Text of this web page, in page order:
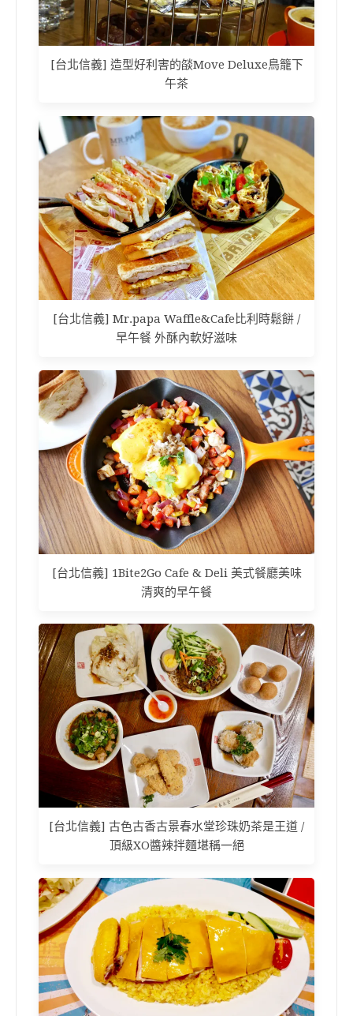
[台北信義] 造型好利害的燄Move Deluxe鳥籠下
午茶
[台北信義] Mr.papa Waffle&Cafe比利時鬆餅 /
早午餐 外酥內軟好滋味
[台北信義] 1Bite2Go Cafe & Deli 美式餐廳美味
清爽的早午餐
[台北信義] 古色古香古景春水堂珍珠奶茶是王道 /
頂級XO醬辣拌麵堪稱一絕